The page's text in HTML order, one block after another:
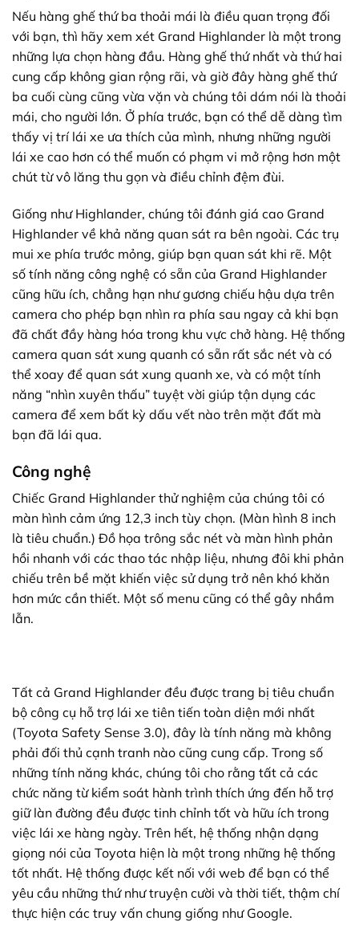
Nếu hàng ghế thứ ba thoải mái là điều quan trọng đối
với bạn, thì hãy xem xét Grand Highlander là một trong
những lựa chọn hàng đầu. Hàng ghế thứ nhất và thứ hai
cung cấp không gian rộng rãi, và giờ đây hàng ghế thứ
ba cuối cùng cũng vừa vặn và chúng tôi dám nói là thoải
mái, cho người lớn. Ở phía trước, bạn có thể dễ dàng tìm
thấy vị trí lái xe ưa thích của mình, nhưng những người
lái xe cao hơn có thể muốn có phạm vi mở rộng hơn một
chút từ vô lăng thu gọn và điều chỉnh đệm đùi.
Giống như Highlander, chúng tôi đánh giá cao Grand
Highlander về khả năng quan sát ra bên ngoài. Các trụ
mui xe phía trước mỏng, giúp bạn quan sát khi rẽ. Một
số tính năng công nghệ có sẵn của Grand Highlander
cũng hữu ích, chẳng hạn như gương chiếu hậu dựa trên
camera cho phép bạn nhìn ra phía sau ngay cả khi bạn
đã chất đầy hàng hóa trong khu vực chở hàng. Hệ thống
camera quan sát xung quanh có sẵn rất sắc nét và có
thể xoay để quan sát xung quanh xe, và có một tính
năng “nhìn xuyên thấu” tuyệt vời giúp tận dụng các
camera để xem bất kỳ dấu vết nào trên mặt đất mà
bạn đã lái qua.
Công nghệ
Chiếc Grand Highlander thử nghiệm của chúng tôi có
màn hình cảm ứng 12,3 inch tùy chọn. (Màn hình 8 inch
là tiêu chuẩn.) Đồ họa trông sắc nét và màn hình phản
hồi nhanh với các thao tác nhập liệu, nhưng đôi khi phản
chiếu trên bề mặt khiến việc sử dụng trở nên khó khăn
hơn mức cần thiết. Một số menu cũng có thể gây nhầm
lẫn.
Tất cả Grand Highlander đều được trang bị tiêu chuẩn
bộ công cụ hỗ trợ lái xe tiên tiến toàn diện mới nhất
(Toyota Safety Sense 3.0), đây là tính năng mà không
phải đối thủ cạnh tranh nào cũng cung cấp. Trong số
những tính năng khác, chúng tôi cho rằng tất cả các
chức năng từ kiểm soát hành trình thích ứng đến hỗ trợ
giữ làn đường đều được tinh chỉnh tốt và hữu ích trong
việc lái xe hàng ngày. Trên hết, hệ thống nhận dạng
giọng nói của Toyota hiện là một trong những hệ thống
tốt nhất. Hệ thống được kết nối với web để bạn có thể
yêu cầu những thứ như truyện cười và thời tiết, thậm chí
thực hiện các truy vấn chung giống như Google.